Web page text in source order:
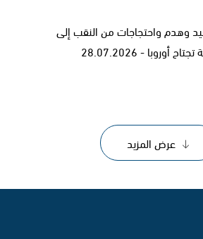
وهدم واحتجاجات من النقب إلى
- 28.07.2026
عرض المزيد